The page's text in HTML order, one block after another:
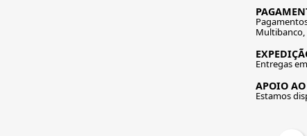
Multibanco,
Entregas
APOIO
Estamos